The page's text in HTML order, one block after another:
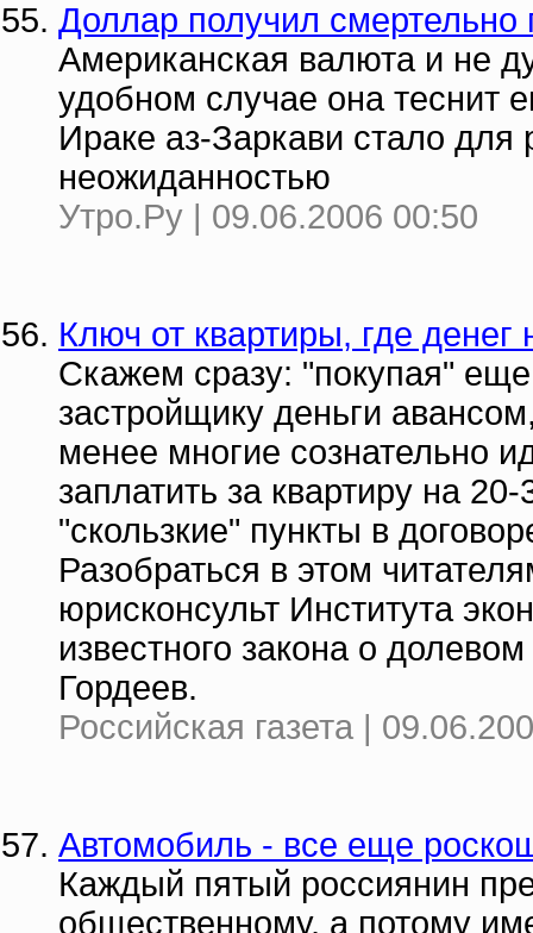
Доллар получил
Американская валюта и не
удобном случае она теснит
Ираке аз-Заркави стало для
неожиданностью
Утро.Ру | 09.06.2006 00:50
Ключ от квартиры, где денег
Скажем сразу: "покупая"
застройщику деньги
менее многие сознательно
заплатить за квартиру на
"скользкие" пункты в
Разобраться в этом
юрисконсульт Института
известного закона о
Гордеев.
Российская газета |
Автомобиль - все еще
Каждый пятый россиянин
общественному, а потому